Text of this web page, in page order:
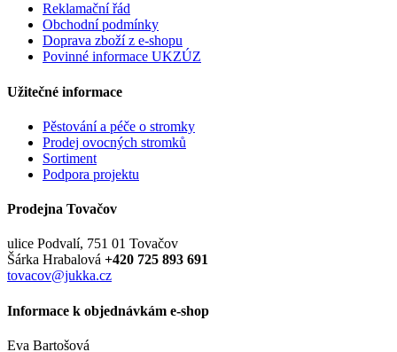
Reklamační řád
Obchodní podmínky
Doprava zboží z e-shopu
Povinné informace UKZÚZ
Užitečné informace
Pěstování a péče o stromky
Prodej ovocných stromků
Sortiment
Podpora projektu
Prodejna Tovačov
ulice Podvalí, 751 01 Tovačov
Šárka Hrabalová +420 725 893 691
tovacov@jukka.cz
Informace k objednávkám e-shop
Eva Bartošová